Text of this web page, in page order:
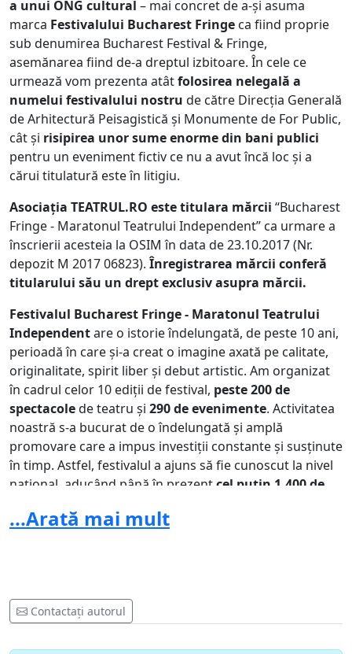
a unui ONG cultural – mai concret de a-și asuma
marca Festivalului Bucharest Fringe ca fiind proprie
sub denumirea Bucharest Festival & Fringe,
asemănarea fiind de-a dreptul izbitoare. În cele ce
urmează vom prezenta atâtfolosirea nelegală a
numelui festivalului nostru de către Direcția Generală
de Arhitectură Peisagistică și Monumente de For Public,
cât și risipirea unor sume enorme din bani publici
pentru un eveniment fictiv ce nu a avut încă loc și a
cărui titulatură este în litigiu.
Asociația TEATRUL.RO este titulara mărcii “Bucharest
Fringe - Maratonul Teatrului Independent” ca urmare a
înscrierii acesteia la OSIM în data de 23.10.2017 (Nr.
depozit M 2017 06823). Înregistrarea mărcii conferă
titularului său un drept exclusiv asupra mărcii.
Festivalul Bucharest Fringe - Maratonul Teatrului
Independentare o istorie îndelungată, de peste 10 ani,
perioadă în care și-a creat o imagine axată pe calitate,
originalitate, spirit liber și debut artistic. Am organizat
în cadrul celor 10 ediții de festival, peste 200 de
spectacolede teatru și 290 de evenimente. Activitatea
noastră s-a bucurat de o îndelungată și amplă
promovare care a impus investiții constante și susținute
în timp. Astfel, festivalul a ajuns să fie cunoscut la nivel
național, aducând până în prezentcel puțin 1,400 de
peste 18.000 spectatori.
Arhitectură Peisagistică și Monumente de For Public
(fostă Administraţia Monumentelor şi Patrimoniului
Turistic), instituție aflată în subordinea Primăriei
...Arată mai mult
Contactați autorul